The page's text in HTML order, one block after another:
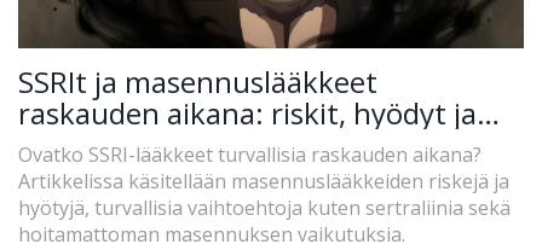
SSRIt ja masennuslääkkeet
raskauden aikana: riskit, hyödyt ja
turvalliset vaihtoehdot
Ovatko SSRI-lääkkeet turvallisia raskauden aikana?
Artikkelissa käsitellään masennuslääkkeiden riskejä ja
hyötyjä, turvallisia vaihtoehtoja kuten sertraliinia sekä
hoitamattoman masennuksen vaikutuksia.